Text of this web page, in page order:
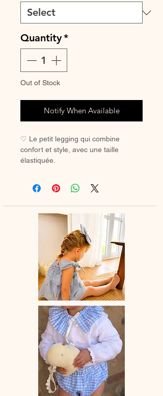
Quantity*
Out of Stock
Notify When Available
♡ Le petit legging qui combine
confort et style, avec une taille
élastiquée.
celle du dessous.
réalisé à la main.
♡ Délais de fabrication : 15 à 28 jours
ouvrés selon les commandes en
♡ Lavage à la main ou en machine
30° maximum, couleurs similaires,
cycle délicat.
Ne pas utiliser de sèche linge